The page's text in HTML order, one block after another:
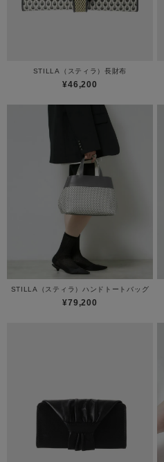
STILLA（スティラ）長財布
¥46,200
STILLA（スティラ）ハンドトートバッグ
¥79,200